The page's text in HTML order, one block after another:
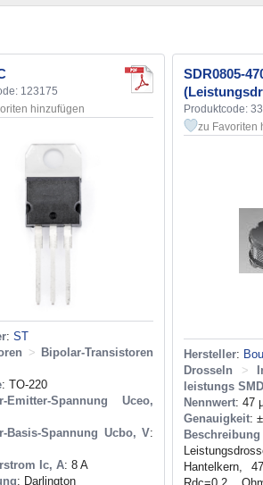
123175
hinzufügen
: ST
> Bipolar-Transistoren
: TO-220
Emitter-Spannung Uceo,
Basis-Spannung Ucbo, V:
Ic, A: 8 A
: Darlington
SDR0805-
Produktcode:
zu Favoriten
Hersteller:
Drosseln
>
leistungs SMD
Nennwert: 47
Genauigkeit:
Hantelkern,